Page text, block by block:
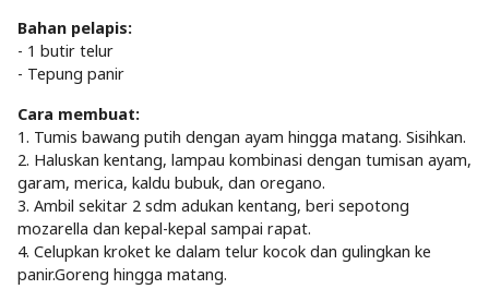
Bahan pelapis:
- 1 butir telur
- Tepung panir
Cara membuat:
1. Tumis bawang putih dengan ayam hingga matang. Sisihkan.
2. Haluskan kentang, lampau kombinasi dengan tumisan ayam,
garam, merica, kaldu bubuk, dan oregano.
3. Ambil sekitar 2 sdm adukan kentang, beri sepotong
mozarella dan kepal-kepal sampai rapat.
4. Celupkan kroket ke dalam telur kocok dan gulingkan ke
panir.Goreng hingga matang.